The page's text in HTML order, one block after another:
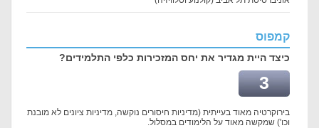
קמפוס
כיצד היית מגדיר את יחס המזכירות כלפי התלמידים?
3
בירוקרטיה מאוד בעייתית (מדיניות חיסורים נוקשה, מדיניות ציונים לא מובנת
וכו') שמקשה מאוד על הלימודים במסלול.